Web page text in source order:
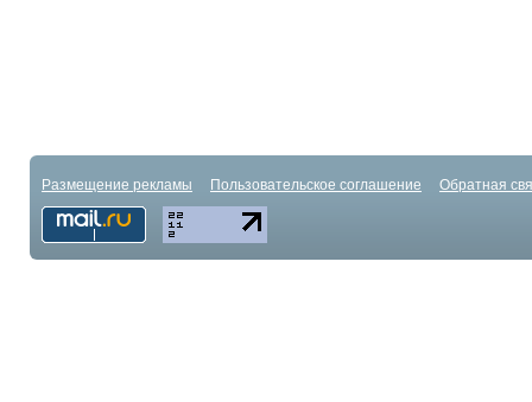
Размещение рекламы Пользовательское соглашение Обратная